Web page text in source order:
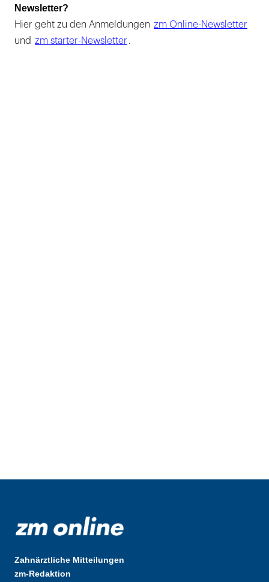
Newsletter?
Hier geht zu den Anmeldungen zm Online-Newsletter
und zm starter-Newsletter .
Zahnärztliche Mitteilungen
zm-Redaktion